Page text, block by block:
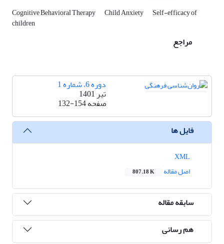
Cognitive Behavioral Therapy Child Anxiety Self-efficacy of
children
مراجع
دوره 6، شماره 1
تیر 1401
صفحه132-154
فایل ها
اصل مقاله
807.18 K
سابقه مقاله
هم رسانی